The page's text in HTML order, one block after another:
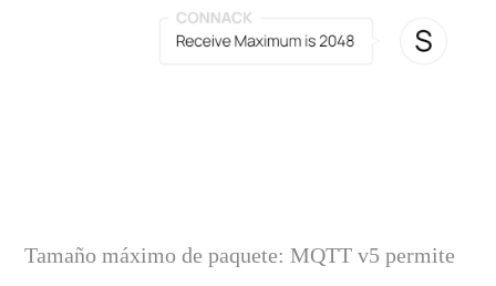
Tamaño máximo de paquete: MQTT v5 permite